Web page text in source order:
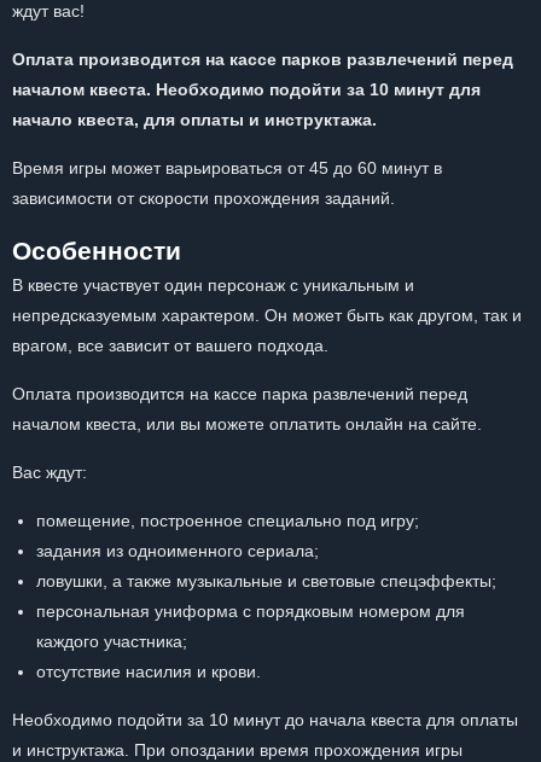
ждут вас!
Оплата производится на кассе парков развлечений перед
началом квеста. Необходимо подойти за 10 минут для
начало квеста, для оплаты и инструктажа.
Время игры может варьироваться от 45 до 60 минут в
зависимости от скорости прохождения заданий.
Особенности
В квесте участвует один персонаж с уникальным и
непредсказуемым характером. Он может быть как другом, так и
врагом, все зависит от вашего подхода.
Оплата производится на кассе парка развлечений перед
началом квеста, или вы можете оплатить онлайн на сайте.
Вас ждут:
помещение, построенное специально под игру;
задания из одноименного сериала;
ловушки, а также музыкальные и световые спецэффекты;
персональная униформа с порядковым номером для
каждого участника;
отсутствие насилия и крови.
Необходимо подойти за 10 минут до начала квеста для оплаты
и инструктажа. При опоздании время прохождения игры